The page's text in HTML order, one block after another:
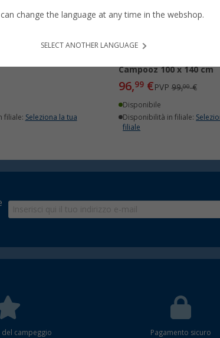
filiale: Seleziona la tua
Campooz 100 x 140 cm
96,99€PVP99,00€
Disponibile
Disponibilità in filiale:
filiale
del campeggio
Pagamento sicuro
can change the language at any time in the webshop.
SELECT ANOTHER LANGUAGE